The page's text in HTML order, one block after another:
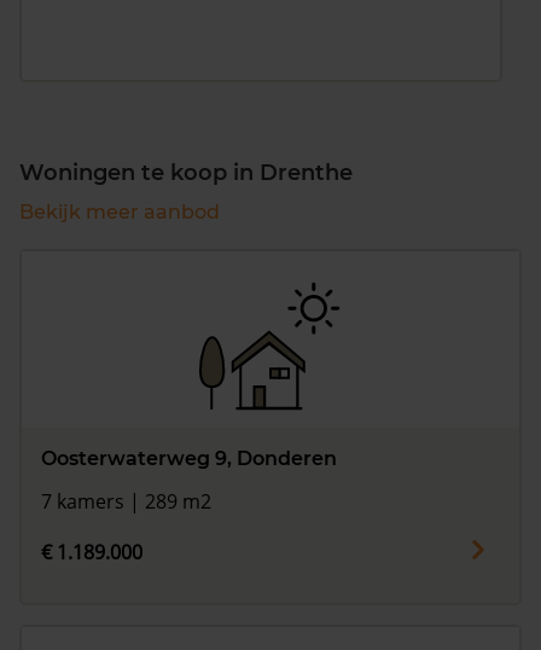
Woningen te koop in Drenthe
Bekijk meer aanbod
Oosterwaterweg 9, Donderen
7 kamers | 289 m2
€ 1.189.000